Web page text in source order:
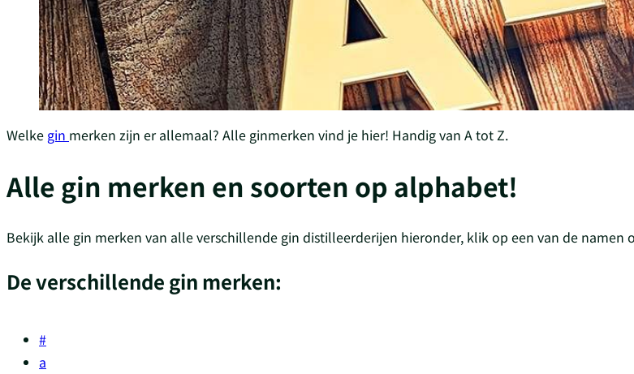
Welke gin merken zijn er allemaal? Alle ginmerken vind je hier! Handig van A tot Z.
Alle gin merken en soorten op alphabet!
Bekijk alle gin merken van alle verschillende gin distilleerderijen hieronder, klik op een van de
De verschillende gin merken:
#
a